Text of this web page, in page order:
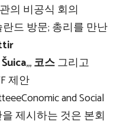
의 비공식 회의
드 방문; 총리를 만난
Šuica,,,코스그리고
제안
and Social
제시하는 것은 본회